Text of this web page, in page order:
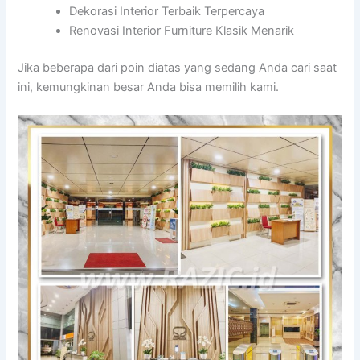
Dekorasi Interior Terbaik Terpercaya
Renovasi Interior Furniture Klasik Menarik
Jika beberapa dari poin diatas yang sedang Anda cari saat
ini, kemungkinan besar Anda bisa memilih kami.